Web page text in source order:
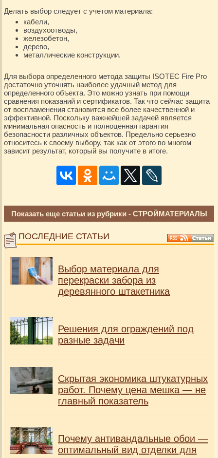
Делать выбор следует с учетом материала:
кабели,
воздухоотводы,
железобетон,
дерево,
металлические конструкции.
Для выбора определенного метода защиты ISOTEC Fire Pro
достаточно уточнять наиболее удачный метод для
определенного объекта. Это можно узнать при помощи
сравнения показаний и сертификатов. Так что сейчас защита
от воспламенения становится все более качественной и
эффективной. Поскольку важнейшей задачей является
минимальная опасность и полноценная гарантия
безопасности различных объектов. Предельно серьезно
относитесь к своему выбору, так как от этого во многом
зависит результат, который вы получите в итоге.
Показать еще статьи из рубрики - СТРОЙМАТЕРИАЛЫ
ПОСЛЕДНИЕ СТАТЬИ
Выбор материала для
перекраски забора из
деревянного штакетника
Решения для ограждений под
разные задачи
Скрытая экономика штукатурных
работ. Почему цена мешка — не
главный показатель
Почему антивандальные обои —
оптимальный вид отделки для